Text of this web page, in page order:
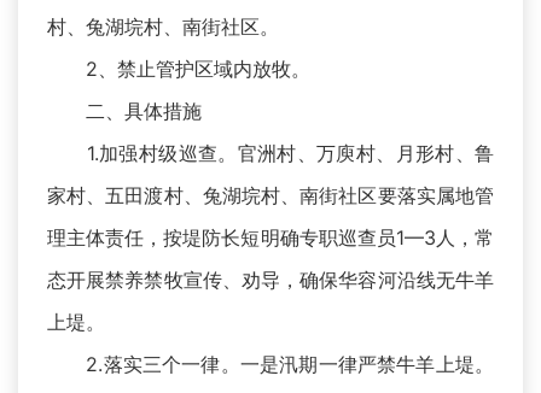
村、兔湖垸村、南街社区。
2、禁止管护区域内放牧。
二、具体措施
1.加强村级巡查。官洲村、万庾村、月形村、鲁
家村、五田渡村、兔湖垸村、南街社区要落实属地管
理主体责任，按堤防长短明确专职巡查员1—3人，常
态开展禁养禁牧宣传、劝导，确保华容河沿线无牛羊
上堤。
2.落实三个一律。一是汛期一律严禁牛羊上堤。